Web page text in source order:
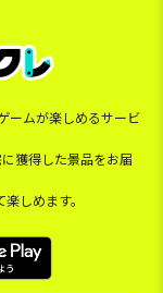
ームが楽しめるサービ
獲得した景品をお届
しめます。